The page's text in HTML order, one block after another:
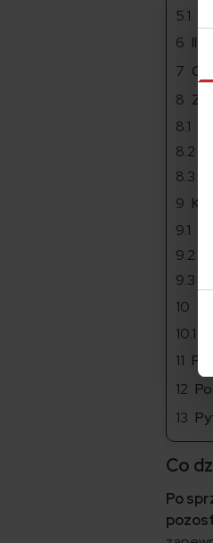
Ile
Co
Po